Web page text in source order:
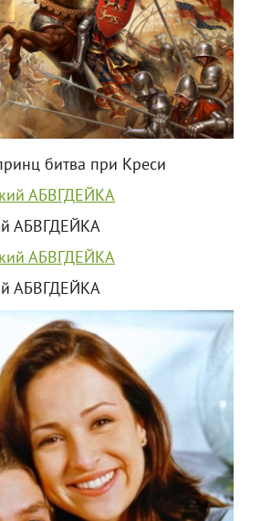
битва при Креси
АБВГДЕЙКА
АБВГДЕЙКА